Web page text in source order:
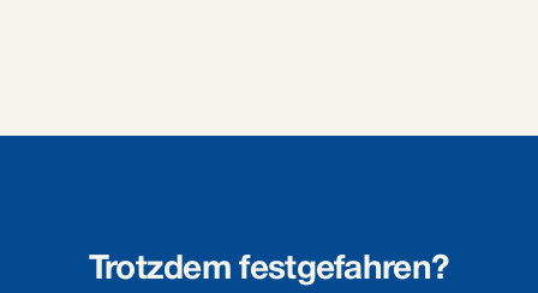
Trotzdem festgefahren?